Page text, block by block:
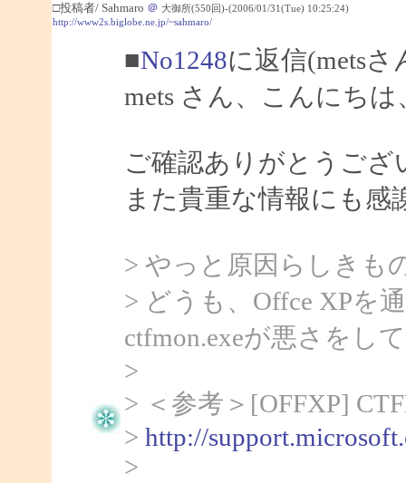
□投稿者/ Sahmaro ＠ 大御所(550回)-(2006/01/31(Tue) 10:25:24)
http://www2s.biglobe.ne.jp/~sahmaro/
■No1248に返信(metsさ
mets さん、こんにちは
ご確認ありがとうござ
また貴重な情報にも感
> やっと原因らしきも
> どうも、Offce XPを
ctfmon.exeが悪さをし
>
> ＜参考＞[OFFXP]
> http://
>